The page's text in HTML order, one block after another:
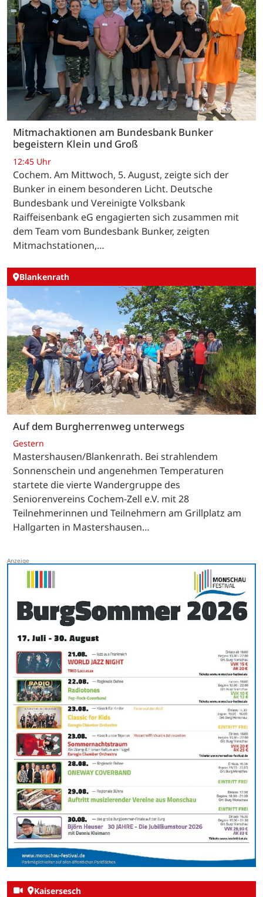
Mitmachaktionen am Bundesbank Bunker
begeistern Klein und Groß
12:45 Uhr
Cochem. Am Mittwoch, 5. August, zeigte sich der
Bunker in einem besonderen Licht. Deutsche
Bundesbank und Vereinigte Volksbank
Raiffeisenbank eG engagierten sich zusammen mit
dem Team vom Bundesbank Bunker, zeigten
Mitmachstationen,…
Blankenrath
Auf dem Burgherrenweg unterwegs
Gestern
Mastershausen/Blankenrath. Bei strahlendem
Sonnenschein und angenehmen Temperaturen
startete die vierte Wandergruppe des
Seniorenvereins Cochem-Zell e.V. mit 28
Teilnehmerinnen und Teilnehmern am Grillplatz am
Hallgarten in Mastershausen…
Kaisersesch